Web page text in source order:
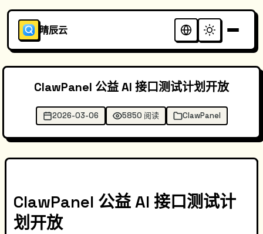
晴辰云
ClawPanel 公益 AI 接口测试计划开放
2026-03-06 5850 阅读 ClawPanel
ClawPanel 公益 AI 接口测试计
划开放